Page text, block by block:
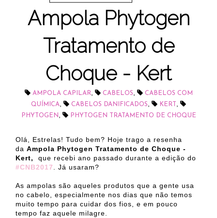
Ampola Phytogen
Tratamento de
Choque - Kert
AMPOLA CAPILAR CABELOS
CABELOS COM
QUÍMICA
CABELOS DANIFICADOS KERT
PHYTOGEN PHYTOGEN TRATAMENTO DE CHOQUE
Olá, Estrelas! Tudo bem? Hoje trago a resenha
da Ampola Phytogen Tratamento de Choque -
Kert, que recebi ano passado durante a edição do
#CNB2017
. Já usaram?
As ampolas são aqueles produtos que a gente usa
no cabelo, especialmente nos dias que não temos
muito tempo para cuidar dos fios, e em pouco
tempo faz aquele milagre.